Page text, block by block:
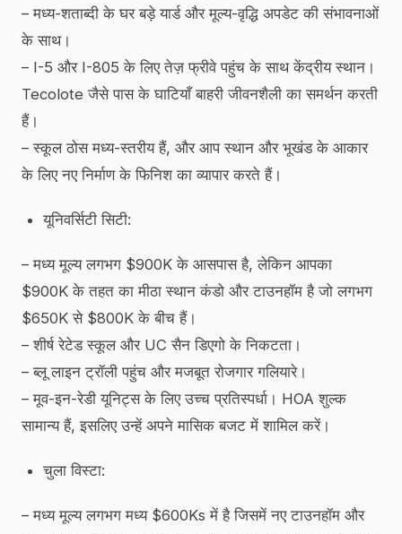
– मध्य-शताब्दी के घर बड़े यार्ड और मूल्य-वृद्धि अपडेट की संभावनाओं
के साथ।
– I-5 और I-805 के लिए तेज़ फ्रीवे पहुंच के साथ केंद्रीय स्थान।
Tecolote जैसे पास के घाटियाँ बाहरी जीवनशैली का समर्थन करती
हैं।
– स्कूल ठोस मध्य-स्तरीय हैं, और आप स्थान और भूखंड के आकार
के लिए नए निर्माण के फिनिश का व्यापार करते हैं।
यूनिवर्सिटी सिटी:
– मध्य मूल्य लगभग $900K के आसपास है, लेकिन आपका
$900K के तहत का मीठा स्थान कंडो और टाउनहॉम है जो लगभग
$650K से $800K के बीच हैं।
– शीर्ष रेटेड स्कूल और UC सैन डिएगो के निकटता।
– ब्लू लाइन ट्रॉली पहुंच और मजबूत रोजगार गलियारे।
– मूव-इन-रेडी यूनिट्स के लिए उच्च प्रतिस्पर्धा। HOA शुल्क
सामान्य हैं, इसलिए उन्हें अपने मासिक बजट में शामिल करें।
चुला विस्टा:
– मध्य मूल्य लगभग मध्य $600Ks में है जिसमें नए टाउनहॉम और